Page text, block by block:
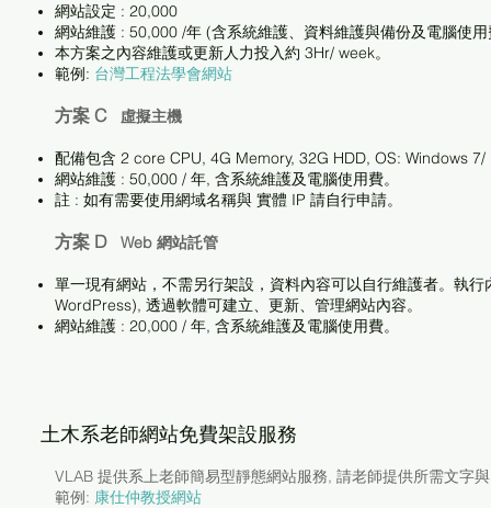
網站設定 : 20,000
網站維護 : 50,000 /年 (含系統維護、資料維護與備份及電腦使
本方案之內容維護或更新人力投入約 3Hr/ week。
範例: 台灣工程法學會網站
方案 C 虛擬主機
配備包含 2 core CPU, 4G Memory, 32G HDD, OS: Windows
網站維護 : 50,000 / 年, 含系統維護及電腦使用費。
註 : 如有需要使用網域名稱與 實體 IP 請自行申請。
方案 D Web 網站託管
單一現有網站，不需另行架設，資料內容可以自行維護者。執
WordPress), 透過軟體可建立、更新、管理網站內容。
網站維護 : 20,000 / 年, 含系統維護及電腦使用費。
土木系老師網站免費架設服務
VLAB 提供系上老師簡易型靜態網站服務, 請老師提供所需文字
範例: 康仕仲教授網站